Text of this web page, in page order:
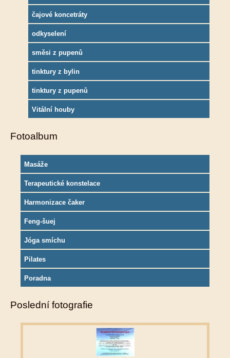
čajové koncetráty
odkyselení
směsi z pupenů
tinktury z bylin
tinktury z pupenů
Vitální houby
Fotoalbum
Masáže
Terapeutické konstelace
Harmonizace čaker
Feng-šuej
Jóga smíchu
Pilates
Poradna
Poslední fotografie